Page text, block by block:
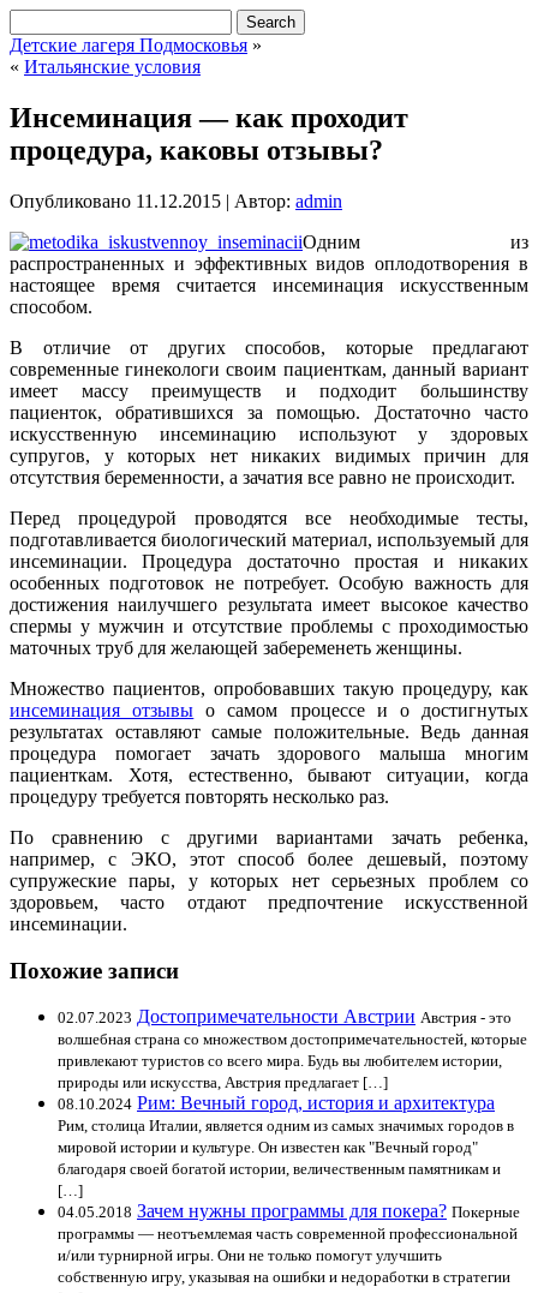
Детские лагеря Подмосковья »
« Итальянские условия
Инсеминация — как проходит
процедура, каковы отзывы?
Опубликовано 11.12.2015 | Автор: admin
Одним из
распространенных и эффективных видов оплодотворения в
настоящее время считается инсеминация искусственным
способом.
В отличие от других способов, которые предлагают
современные гинекологи своим пациенткам, данный вариант
имеет массу преимуществ и подходит большинству
пациенток, обратившихся за помощью. Достаточно часто
искусственную инсеминацию используют у здоровых
супругов, у которых нет никаких видимых причин для
отсутствия беременности, а зачатия все равно не происходит.
Перед процедурой проводятся все необходимые тесты,
подготавливается биологический материал, используемый для
инсеминации. Процедура достаточно простая и никаких
особенных подготовок не потребует. Особую важность для
достижения наилучшего результата имеет высокое качество
спермы у мужчин и отсутствие проблемы с проходимостью
маточных труб для желающей забеременеть женщины.
Множество пациентов, опробовавших такую процедуру, как
инсеминация отзывы о самом процессе и о достигнутых
результатах оставляют самые положительные. Ведь данная
процедура помогает зачать здорового малыша многим
пациенткам. Хотя, естественно, бывают ситуации, когда
процедуру требуется повторять несколько раз.
По сравнению с другими вариантами зачать ребенка,
например, с ЭКО, этот способ более дешевый, поэтому
супружеские пары, у которых нет серьезных проблем со
здоровьем, часто отдают предпочтение искусственной
инсеминации.
Похожие записи
02.07.2023 Достопримечательности Австрии Австрия - это
волшебная страна со множеством достопримечательностей, которые
привлекают туристов со всего мира. Будь вы любителем истории,
природы или искусства, Австрия предлагает […]
08.10.2024 Рим: Вечный город, история и архитектура
Рим, столица Италии, является одним из самых значимых городов в
мировой истории и культуре. Он известен как "Вечный город"
благодаря своей богатой истории, величественным памятникам и
[…]
04.05.2018 Зачем нужны программы для покера? Покерные
программы — неотъемлемая часть современной профессиональной
и/или турнирной игры. Они не только помогут улучшить
собственную игру, указывая на ошибки и недоработки в стратегии